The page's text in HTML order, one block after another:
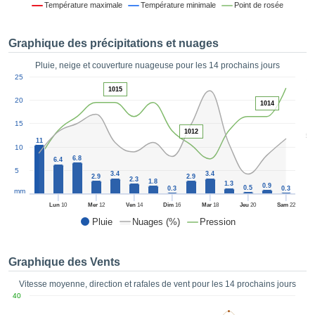
des
par le
de
des
de très
PARAMÈTRES
Température maximale Température minimale Point de rosée
Graphique des précipitations et nuages
Pluie, neige et couverture nuageuse pour les 14 prochains jours
Pluie Nuages (%) Pression
50
Lun 10 Mer12 Ven14 Dim 16 Mar18 Jeu 20 Sam22
5
10
15
20
25
mm
11
6.4 6.8
2.9
3.4
2.3
1.8
0.3
2.9
3.4
1.3
0.5 0.9 0.3
1015
1012
1014
Graphique des Vents
Vitesse moyenne, direction et rafales de vent pour les 14 prochains jours
40